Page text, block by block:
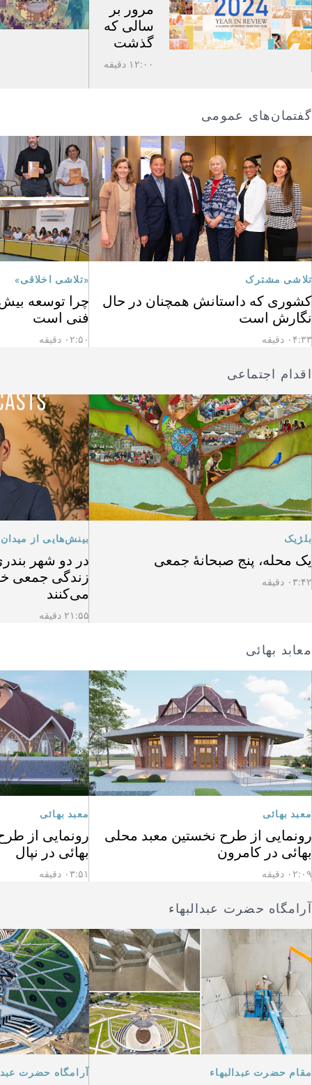
مرور بر
سالی که
گذشت
۱۲:۰۰ دقیقه
گفتمان‌های عمومی
تلاشی مشترک
کشوری که داستانش همچنان در حال
نگارش است
۰۴:۳۳ دقیقه
«تلاشی اخلاقی»
چرا توسعه
فنی است
۰۲:۵۰ دقیقه
اقدام اجتماعی
بلژیک
یک محله، پنج صبحانهٔ جمعی
۰۳:۴۲ دقیقه
بینش‌هایی از
در دو شهر
زندگی جمعی
می‌کنند
۲۱:۵۵ دقیقه
معابد بهائی
معبد بهائی
رونمایی از طرح نخستین معبد محلی
بهائی در کامرون
۰۲:۰۹ دقیقه
معبد بهائی
رونمایی از
بهائی در نپال
۰۳:۵۱ دقیقه
آرامگاه حضرت عبدالبهاء
مقام حضرت عبدالبهاء آرامگاه حضرت